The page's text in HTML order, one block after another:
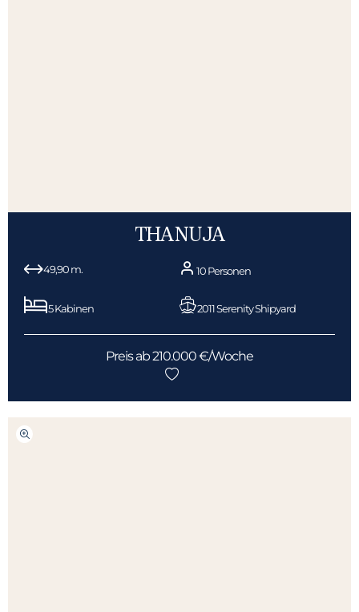
THANUJA
49,90 m. 10 Personen
5 Kabinen 2011 Serenity Shipyard
Preis ab 210.000 €/Woche